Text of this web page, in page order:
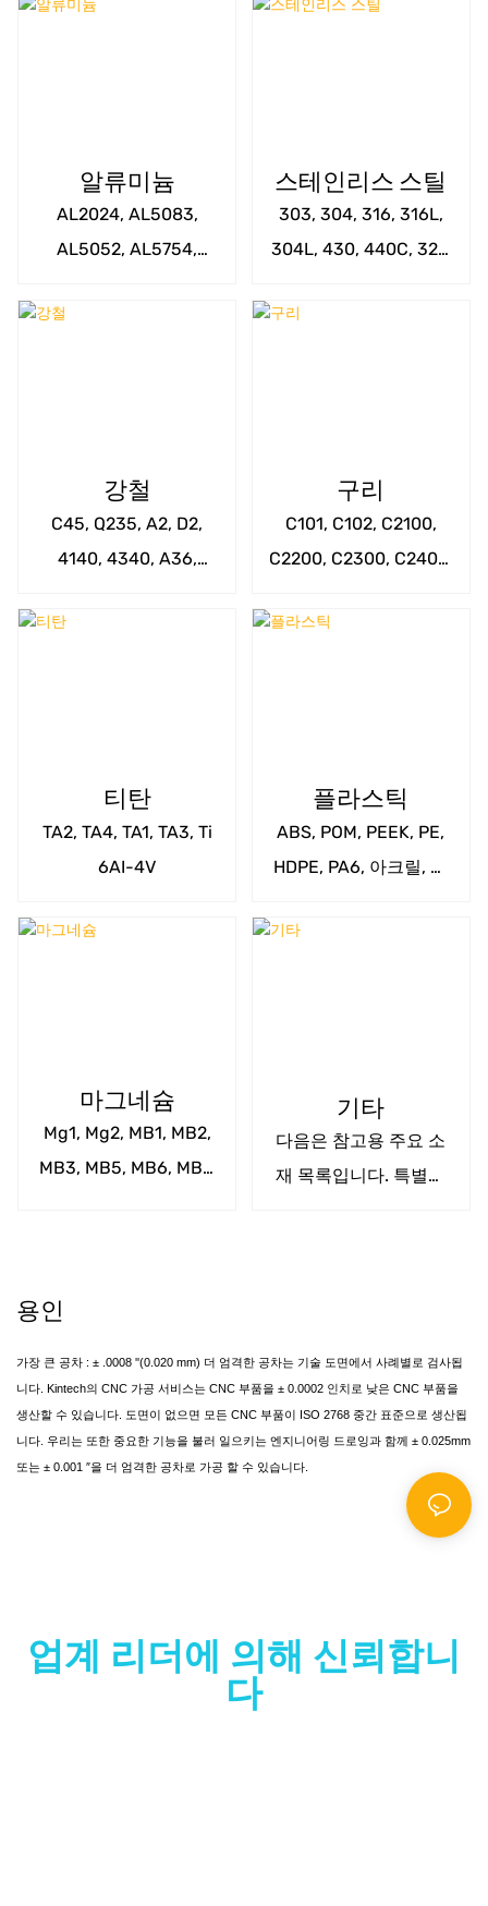
알류미늄
AL2024, AL5083,
AL5052, AL5754,
AL7075, AL6061-T6 등
스테인리스 스틸
303, 304, 316, 316L,
304L, 430, 440C, 321,
SUS420, SUS416, 17-
강철
C45, Q235, A2, D2,
4140, 4340, A36,
1045, 4130, 4150,
구리
C101, C102, C2100,
C2200, C2300, C2400,
C3560, C2800, C2801,
티탄
TA2, TA4, TA1, TA3, Ti
6AI-4V
플라스틱
ABS, POM, PEEK, PE,
HDPE, PA6, 아크릴, 노
PP, PS, PU, ​​PBT, PEI,
마그네슘
Mg1, Mg2, MB1, MB2,
MB3, MB5, MB6, MB7,
기타
다음은 참고용 주요 소
재 목록입니다. 특별한
용인
가장 큰 공차 : ± .0008 ''(0.020 mm) 더 엄격한 공차는 기술 도면에서 사례별로 검사됩
니다. Kintech의 CNC 가공 서비스는 CNC 부품을 ± 0.0002 인치로 낮은 CNC 부품을
생산할 수 있습니다. 도면이 없으면 모든 CNC 부품이 ISO 2768 중간 표준으로 생산됩
니다. 우리는 또한 중요한 기능을 불러 일으키는 엔지니어링 드로잉과 함께 ± 0.025mm
또는 ± 0.001 ″을 더 엄격한 공차로 가공 할 수 있습니다.
업계 리더에 의해 신뢰합니
다